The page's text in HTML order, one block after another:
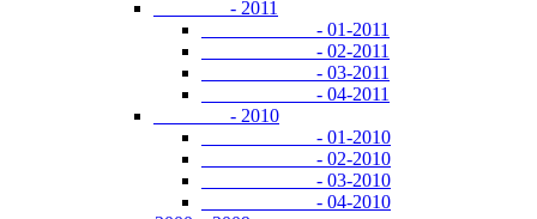
- 2011
- 01-2011
- 02-2011
- 03-2011
- 04-2011
- 2010
- 01-2010
- 02-2010
- 03-2010
- 04-2010